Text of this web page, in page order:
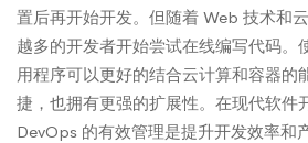
置后再开始开发。但随着 Web 技术和
越多的开发者开始尝试在线编写代码。
用程序可以更好的结合云计算和容器的
捷，也拥有更强的扩展性。在现代软件
DevOps 的有效管理是提升开发效率和